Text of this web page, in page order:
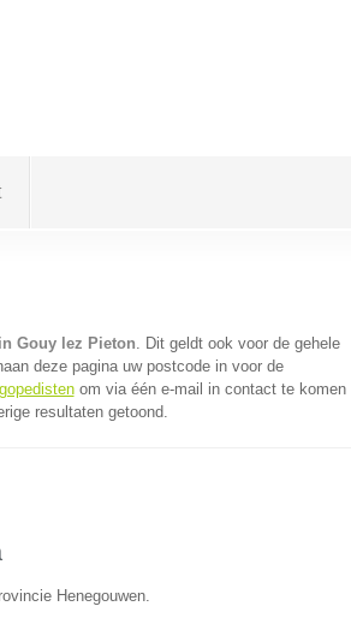
Gouy lez Pieton. Dit geldt ook voor de gehele
deze pagina uw postcode in voor de
om via één e-mail in contact te komen
resultaten getoond.
Henegouwen.